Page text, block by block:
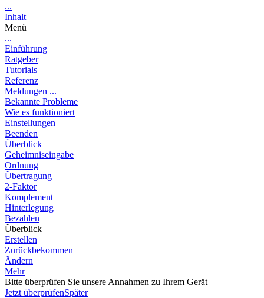
...
Inhalt
Menü
...
Einführung
Ratgeber
Tutorials
Referenz
Meldungen ...
Bekannte Probleme
Wie es funktioniert
Einstellungen
Beenden
Überblick
Geheimniseingabe
Ordnung
Übertragung
2-Faktor
Komplement
Hinterlegung
Bezahlen
Überblick
Erstellen
Zurückbekommen
Ändern
Mehr
Bitte überprüfen Sie unsere Annahmen zu Ihrem Gerät
Jetzt überprüfenSpäter